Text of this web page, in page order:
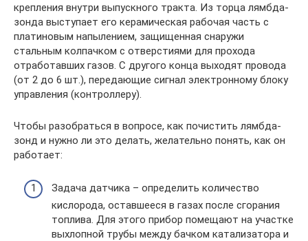
крепления внутри выпускного тракта. Из торца лямбда-
зонда выступает его керамическая рабочая часть с
платиновым напылением, защищенная снаружи
стальным колпачком с отверстиями для прохода
отработавших газов. С другого конца выходят провода
(от 2 до 6 шт.), передающие сигнал электронному блоку
управления (контроллеру).
Чтобы разобраться в вопросе, как почистить лямбда-
зонд и нужно ли это делать, желательно понять, как он
работает:
Задача датчика – определить количество
кислорода, оставшееся в газах после сгорания
топлива. Для этого прибор помещают на участке
выхлопной трубы между бачком катализатора и